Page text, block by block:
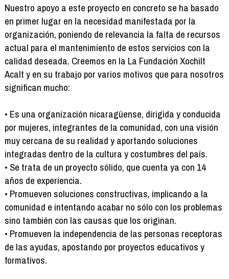
Nuestro apoyo a este proyecto en concreto se ha basado
en primer lugar en la necesidad manifestada por la
organización, poniendo de relevancia la falta de recursos
actual para el mantenimiento de estos servicios con la
calidad deseada. Creemos en la La Fundación Xochilt
Acalt y en su trabajo por varios motivos que para nosotros
significan mucho:
• Es una organización nicaragüense, dirigida y conducida
por mujeres, integrantes de la comunidad, con una visión
muy cercana de su realidad y aportando soluciones
integradas dentro de la cultura y costumbres del país.
• Se trata de un proyecto sólido, que cuenta ya con 14
años de experiencia.
• Promueven soluciones constructivas, implicando a la
comunidad e intentando acabar no sólo con los problemas
sino también con las causas que los originan.
• Promueven la independencia de las personas receptoras
de las ayudas, apostando por proyectos educativos y
formativos.